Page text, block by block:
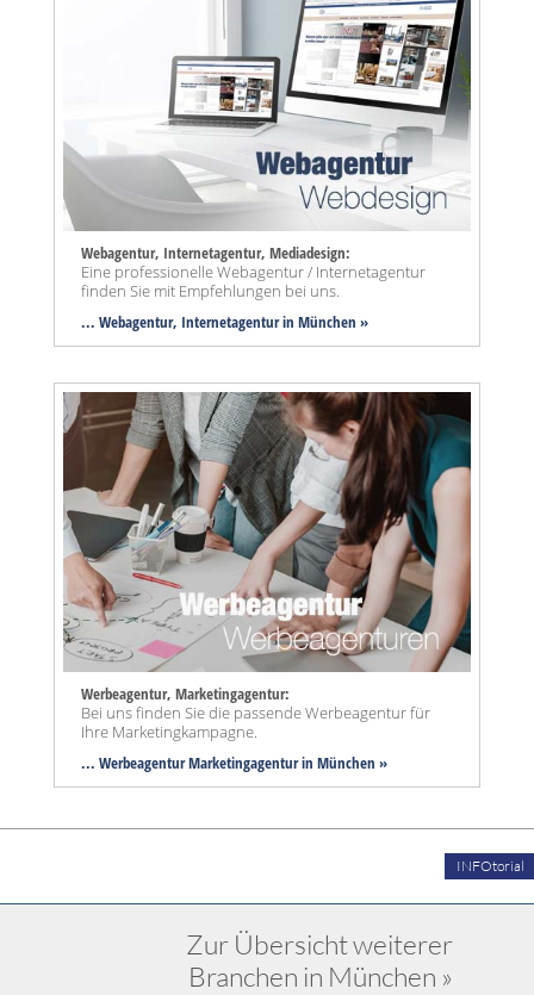
Webagentur, Internetagentur, Mediadesign:
Eine professionelle Webagentur / Internetagentur
finden Sie mit Empfehlungen bei uns.
... Webagentur, Internetagentur in München »
Werbeagentur, Marketingagentur:
Bei uns finden Sie die passende Werbeagentur für
Ihre Marketingkampagne.
... Werbeagentur Marketingagentur in München »
INFOtorial
Zur Übersicht weiterer
Branchen in München »